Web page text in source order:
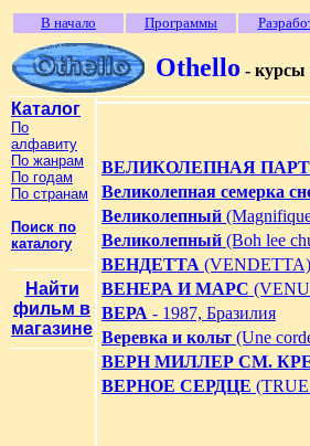
В начало Программы
Othello - курсы
Каталог
По
алфавиту
По жанрам
По годам
По странам
Поиск по
каталогу
Найти
фильм в
магазине
ВЕЛИКОЛЕПНАЯ
Великолепная семерка
Великолепный
Великолепный (Boh lee
ВЕНДЕТТА
ВЕНЕРА И МАРС
ВЕРА - 1987, Бразилия
Веревка и кольт (Une
ВЕРН МИЛЛЕР СМ.
ВЕРНОЕ СЕРДЦЕ